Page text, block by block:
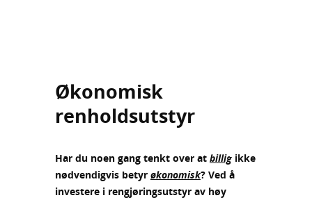
Økonomisk
renholdsutstyr
Har du noen gang tenkt over at billig ikke
nødvendigvis betyr økonomisk? Ved å
investere i rengjøringsutstyr av høy